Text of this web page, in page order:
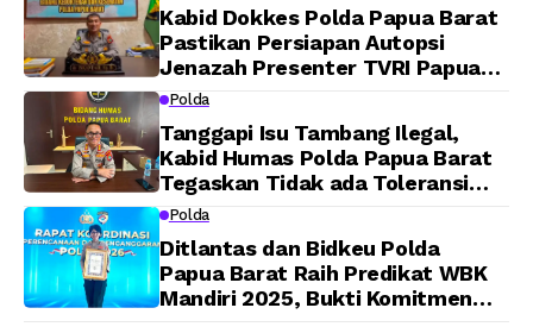
Kabid Dokkes Polda Papua Barat
Pastikan Persiapan Autopsi
Jenazah Presenter TVRI Papua
Barat Yanto Idorway Telah
Dijadwalkan Kamis
Polda
Tanggapi Isu Tambang Ilegal,
Kabid Humas Polda Papua Barat
Tegaskan Tidak ada Toleransi
bagi Oknum Anggota
Polda
Ditlantas dan Bidkeu Polda
Papua Barat Raih Predikat WBK
Mandiri 2025, Bukti Komitmen